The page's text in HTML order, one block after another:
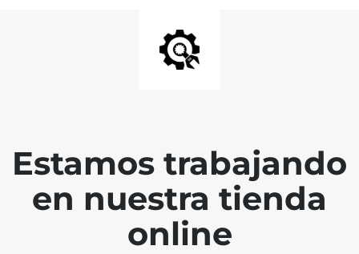
Estamos trabajando
en nuestra tienda
online